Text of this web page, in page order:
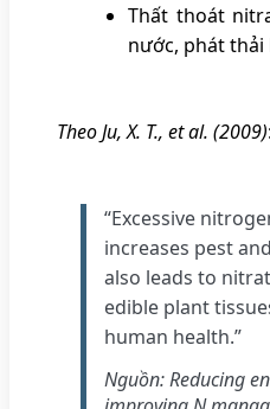
Thất thoát
nước, phát thải
Theo Ju, X. T., et al. (2009):
“Excessive
increases pest
also leads to
edible plant
human health.”
Nguồn: Reducing